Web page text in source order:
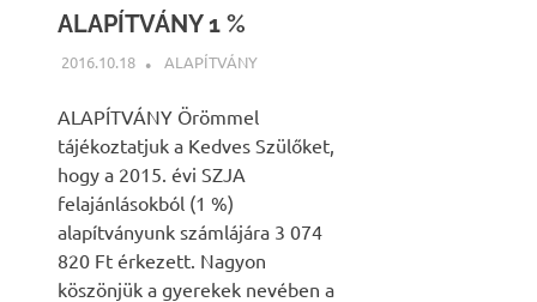
ALAPÍTVÁNY 1 %
2016.10.18 NBEA
ALAPÍTVÁNY
ALAPÍTVÁNY Örömmel
tájékoztatjuk a Kedves Szülőket,
hogy a 2015. évi SZJA
felajánlásokból (1 %)
alapítványunk számlájára 3 074
820 Ft érkezett. Nagyon
köszönjük a gyerekek nevében a